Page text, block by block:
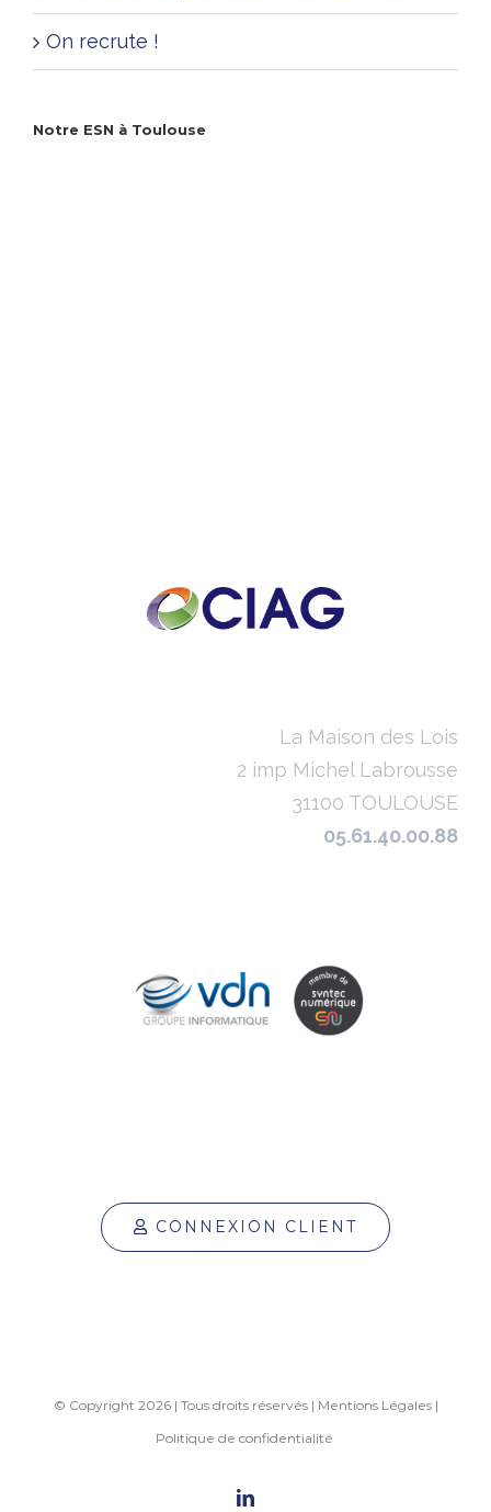
On recrute !
Notre ESN à Toulouse
La Maison des Lois
2 imp Michel Labrousse
31100 TOULOUSE
05.61.40.00.88
CONNEXION CLIENT
© Copyright 2026 | Tous droits réservés | Mentions Légales|
Politique de confidentialité
linkedin